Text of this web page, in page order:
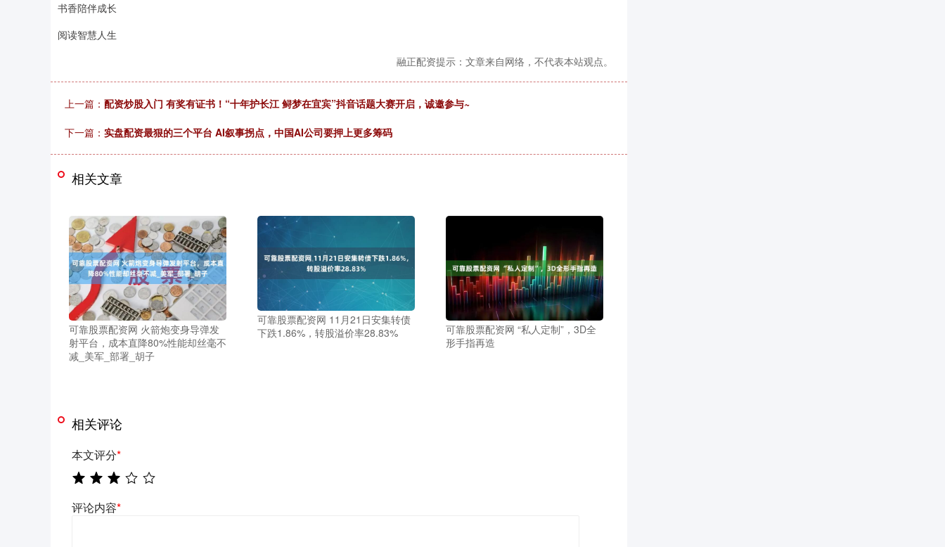
书香陪伴成长
阅读智慧人生
融正配资提示：文章来自网络，不代表本站观点。
上一篇： 配资炒股入门 有奖有证书！“十年护长江 鲟梦在宜宾”抖音话题大赛开启，诚邀参与~
下一篇： 实盘配资最狠的三个平台 AI叙事拐点，中国AI公司要押上更多筹码
相关文章
可靠股票配资网 火箭炮变身导弹发
射平台，成本直降80%性能却丝毫不
减_美军_部署_胡子
可靠股票配资网 11月21日安集转债
下跌1.86%，转股溢价率28.83%
可靠股票配资网 “私人定制”，3D全
形手指再造
相关评论
本文评分*
评论内容*